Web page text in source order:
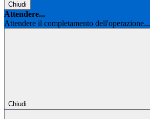
Chiudi
Attendere...
Attendere il completamento dell'operazione...
Chiudi